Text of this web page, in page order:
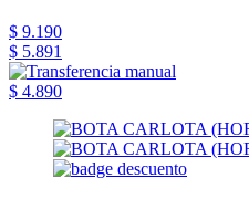
$ 9.190
$ 5.891
$ 4.890